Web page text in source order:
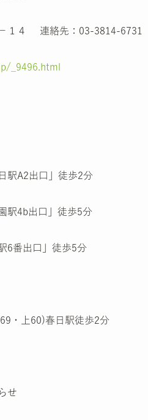
１４ 連絡先：03-3814-6731
_9496.html
駅A2出口」徒歩2分
駅4b出口」徒歩5分
6番出口」徒歩5分
・上60)春日駅徒歩2分
せ